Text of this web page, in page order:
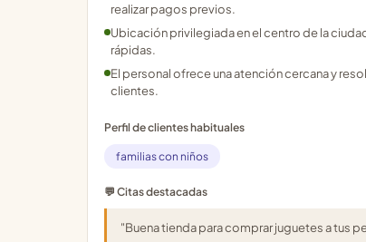
realizar pagos previos.
Ubicación privilegiada en el centro de la
rápidas.
El personal ofrece una atención cercana y
clientes.
Perfil de clientes habituales
familias con niños
💬 Citas destacadas
"Buena tienda para comprar juguetes a tus